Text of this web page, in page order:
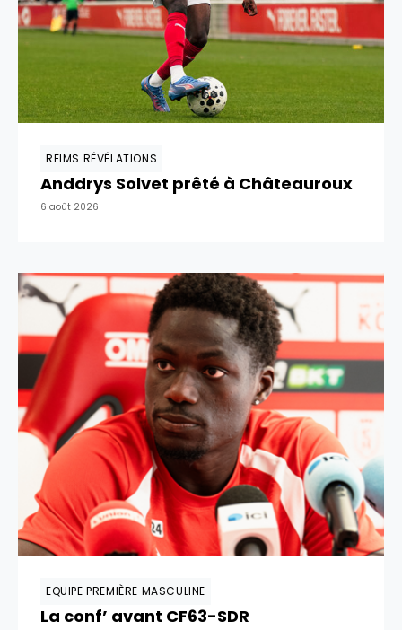
REIMS RÉVÉLATIONS
Anddrys Solvet prêté à Châteauroux
6 août 2026
EQUIPE PREMIÈRE MASCULINE
La conf’ avant CF63-SDR